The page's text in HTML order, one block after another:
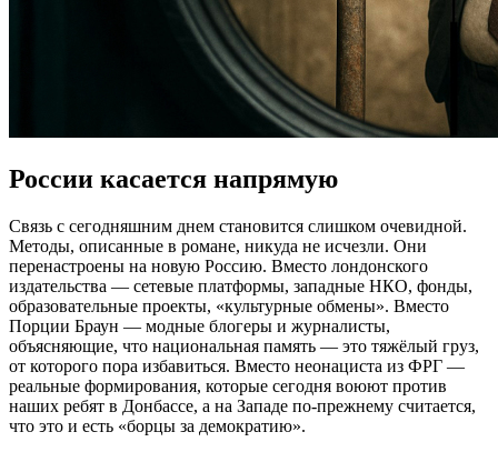
России касается напрямую
Связь с сегодняшним днем становится слишком очевидной.
Методы, описанные в романе, никуда не исчезли. Они
перенастроены на новую Россию. Вместо лондонского
издательства — сетевые платформы, западные НКО, фонды,
образовательные проекты, «культурные обмены». Вместо
Порции Браун — модные блогеры и журналисты,
объясняющие, что национальная память — это тяжёлый груз,
от которого пора избавиться. Вместо неонациста из ФРГ —
реальные формирования, которые сегодня воюют против
наших ребят в Донбассе, а на Западе по‑прежнему считается,
что это и есть «борцы за демократию».